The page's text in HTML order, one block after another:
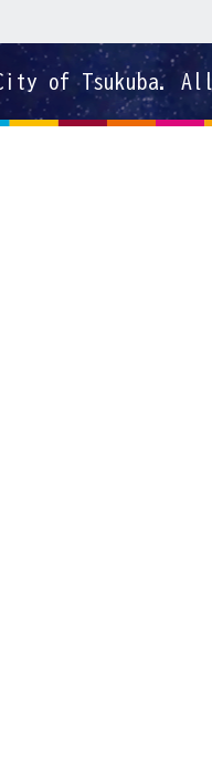
of Tsukuba.